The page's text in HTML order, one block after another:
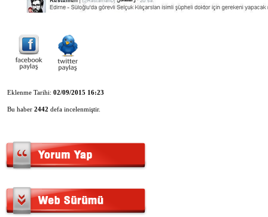
Eklenme Tarihi: 02/09/2015 16:23
Bu haber 2442 defa incelenmiştir.